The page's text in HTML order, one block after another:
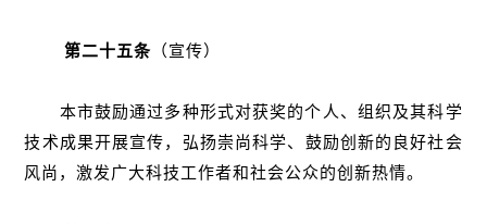
第二十五条 （宣传）
本市鼓励通过多种形式对获奖的个人、组织及其科学
技术成果开展宣传，弘扬崇尚科学、鼓励创新的良好社会
风尚，激发广大科技工作者和社会公众的创新热情。